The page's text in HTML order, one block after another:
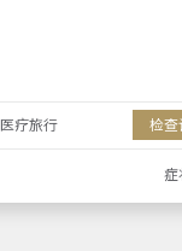
医疗旅行 检查
症